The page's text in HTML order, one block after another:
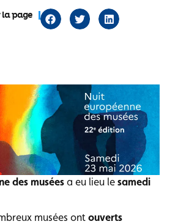
page
des musées a eu lieu le samedi
musées ont ouverts